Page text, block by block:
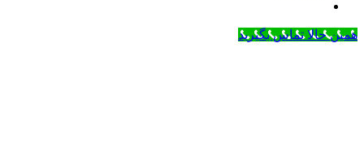
همین حالا تماس بگیرید